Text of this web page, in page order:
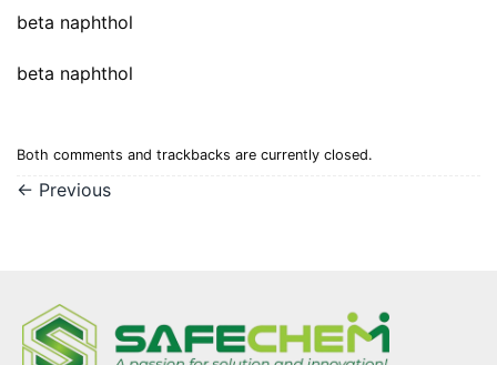
beta naphthol
beta naphthol
Both comments and trackbacks are currently closed.
← Previous